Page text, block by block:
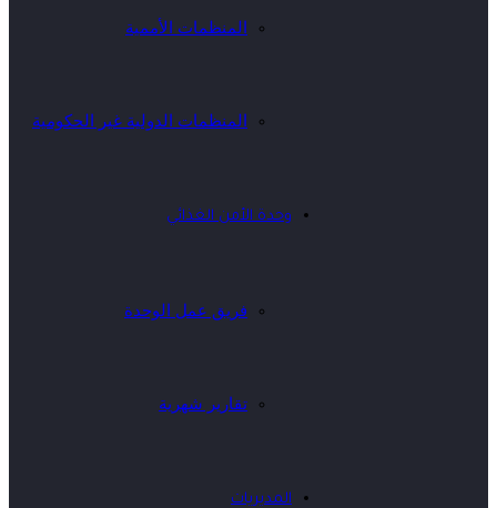
المنظمات الأممية
المنظمات الدولية غير الحكومية
وحدة الأمن الغذائي
فريق عمل الوحدة
تقارير شهرية
المديريات